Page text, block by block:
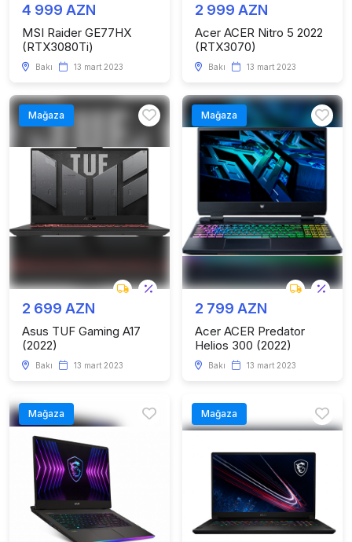
4 999 AZN
MSI Raider GE77HX
(RTX3080Ti)
Bakı 13 mart 2023
2 999 AZN
Acer ACER Nitro 5 2022
(RTX3070)
Bakı 13 mart 2023
Mağaza
2 699 AZN
Asus TUF Gaming A17
(2022)
Bakı 13 mart 2023
Mağaza
2 799 AZN
Acer ACER Predator
Helios 300 (2022)
Bakı 13 mart 2023
Mağaza Mağaza